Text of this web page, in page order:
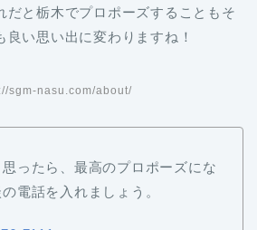
だと栃木でプロポーズすることもそ
良い思い出に変わりますね！
sgm-nasu.com/about/
ったら、最高のプロポーズにな
電話を入れましょう。